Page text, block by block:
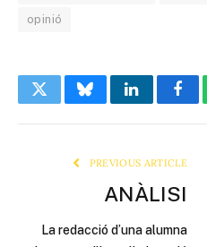
opinió
TwitterBlueskyLinkedIn
PREVIOUS ARTICLE
ANÀLISI
La redacció d’una alumna